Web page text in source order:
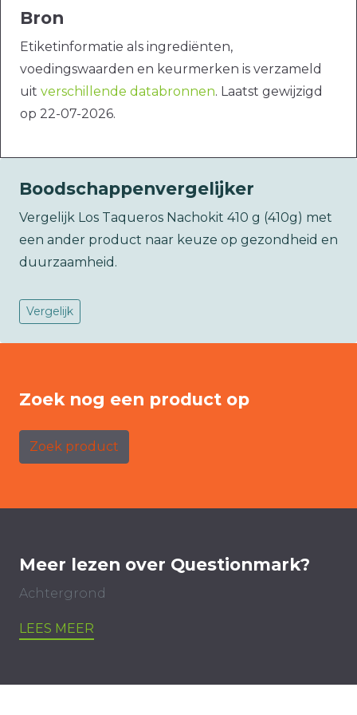
Bron
Etiketinformatie als ingrediënten,
voedingswaarden en keurmerken is verzameld
uit verschillende databronnen. Laatst gewijzigd
op 22-07-2026.
Boodschappenvergelijker
Vergelijk Los Taqueros Nachokit 410 g (410g) met
een ander product naar keuze op gezondheid en
duurzaamheid.
Vergelijk
Zoek nog een product op
Zoek product
Meer lezen over Questionmark?
Achtergrond
LEES MEER